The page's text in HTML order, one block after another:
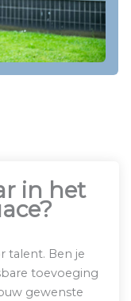
in het
talent. Ben je
toevoeging
gewenste